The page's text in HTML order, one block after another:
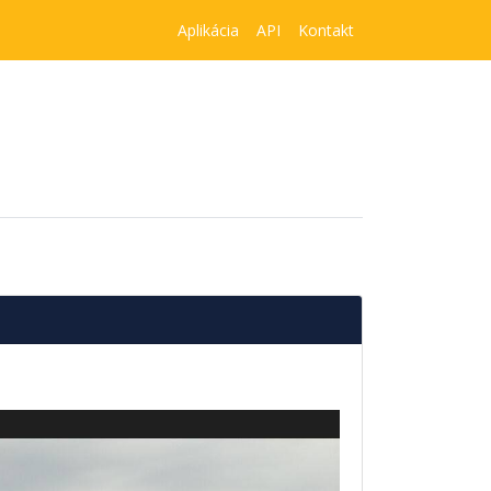
Aplikácia API Kontakt